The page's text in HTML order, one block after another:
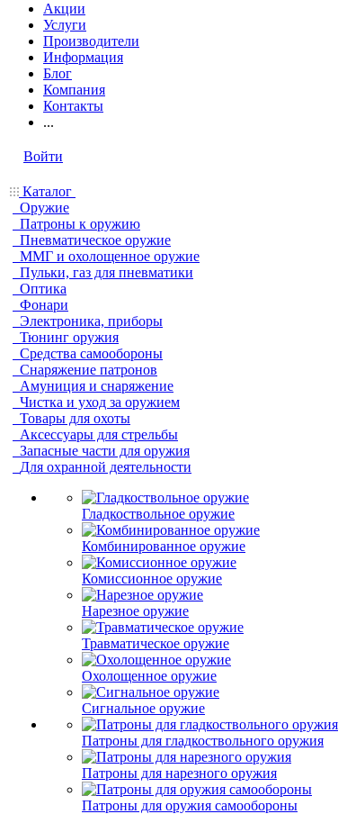
Акции
Услуги
Производители
Информация
Блог
Компания
Контакты
...
Войти
Каталог
Оружие
Патроны к оружию
Пневматическое оружие
ММГ и охолощенное оружие
Пульки, газ для пневматики
Оптика
Фонари
Электроника, приборы
Тюнинг оружия
Средства самообороны
Снаряжение патронов
Амуниция и снаряжение
Чистка и уход за оружием
Товары для охоты
Аксессуары для стрельбы
Запасные части для оружия
Для охранной деятельности
Гладкоствольное оружие
Комбинированное оружие
Комиссионное оружие
Нарезное оружие
Травматическое оружие
Охолощенное оружие
Сигнальное оружие
Патроны для гладкоствольного оружия
Патроны для нарезного оружия
Патроны для оружия самообороны